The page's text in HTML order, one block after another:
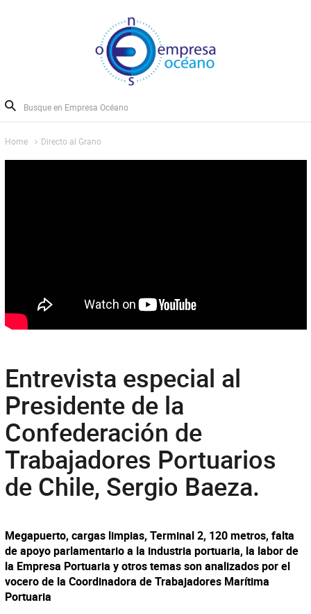
Home Directo al Grano
Entrevista especial al
Presidente de la
Confederación de
Trabajadores Portuarios
de Chile, Sergio Baeza.
Megapuerto, cargas limpias, Terminal 2, 120 metros, falta
de apoyo parlamentario a la industria portuaria, la labor de
la Empresa Portuaria y otros temas son analizados por el
vocero de la Coordinadora de Trabajadores Marítima
Portuaria